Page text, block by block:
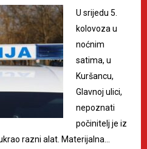
U srijedu 5.
kolovoza u
noćnim
satima, u
Kuršancu,
Glavnoj ulici,
nepoznati
počinitelj je iz
razni alat. Materijalna…